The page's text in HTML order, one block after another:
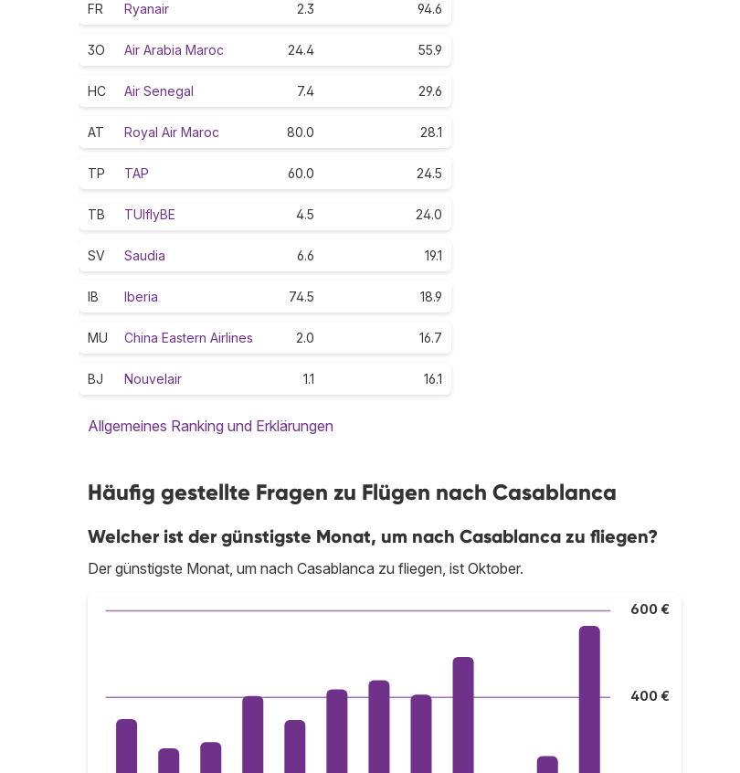
FR Ryanair 2.3 94.6
3O Air Arabia Maroc 24.4 55.9
HC Air Senegal 7.4 29.6
AT Royal Air Maroc 80.0 28.1
TP TAP 60.0 24.5
TB TUIflyBE 4.5 24.0
SV Saudia 6.6 19.1
IB Iberia 74.5 18.9
MU China Eastern Airlines 2.0 16.7
BJ Nouvelair 1.1 16.1
Allgemeines Ranking und Erklärungen
Häufig gestellte Fragen zu Flügen nach Casablanca
Welcher ist der günstigste Monat, um nach Casablanca zu fliegen?
Der günstigste Monat, um nach Casablanca zu fliegen, ist Oktober.
400 €
600 €